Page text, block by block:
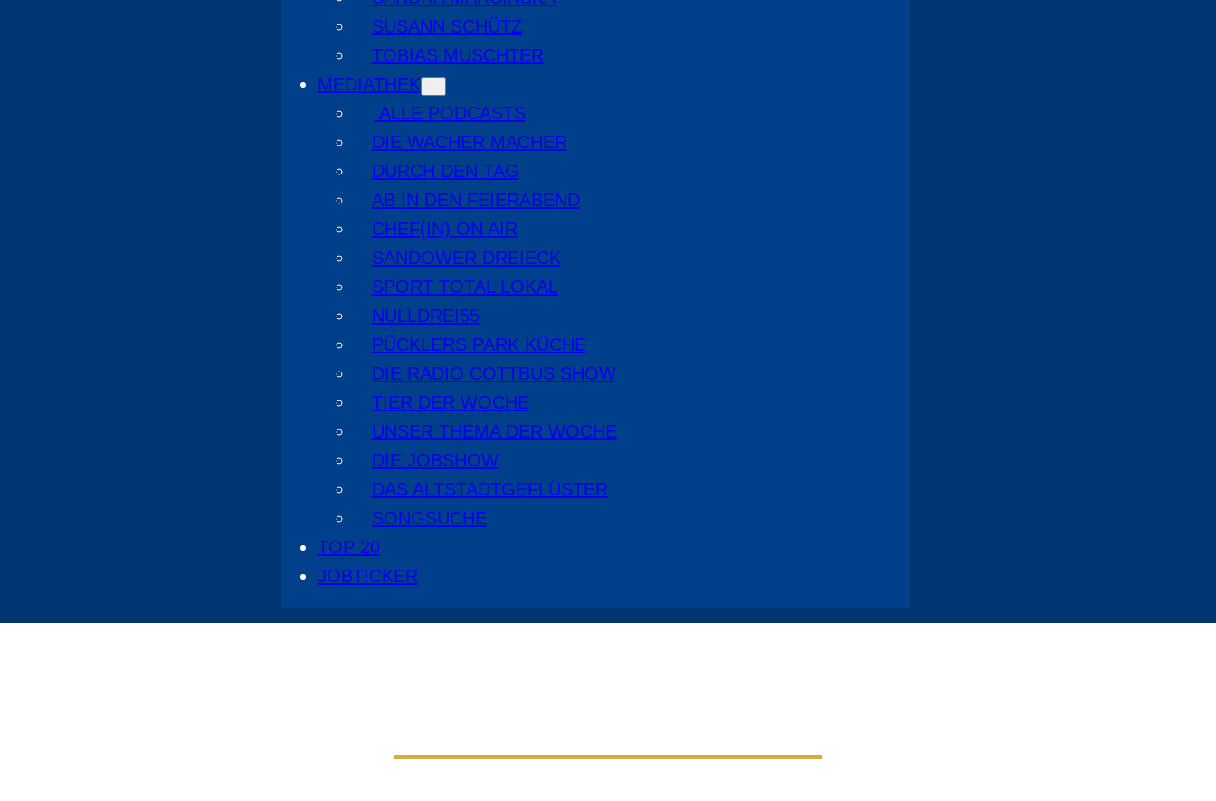
SUSANN SCHÜTZ
TOBIAS MUSCHTER
MEDIATHEK
ALLE PODCASTS
DIE WACHER MACHER
DURCH DEN TAG
AB IN DEN FEIERABEND
CHEF(IN) ON AIR
SANDOWER DREIECK
SPORT TOTAL LOKAL
NULLDREI55
PÜCKLERS PARK KÜCHE
DIE RADIO COTTBUS SHOW
TIER DER WOCHE
UNSER THEMA DER WOCHE
DIE JOBSHOW
DAS ALTSTADTGEFLÜSTER
SONGSUCHE
TOP 20
JOBTICKER